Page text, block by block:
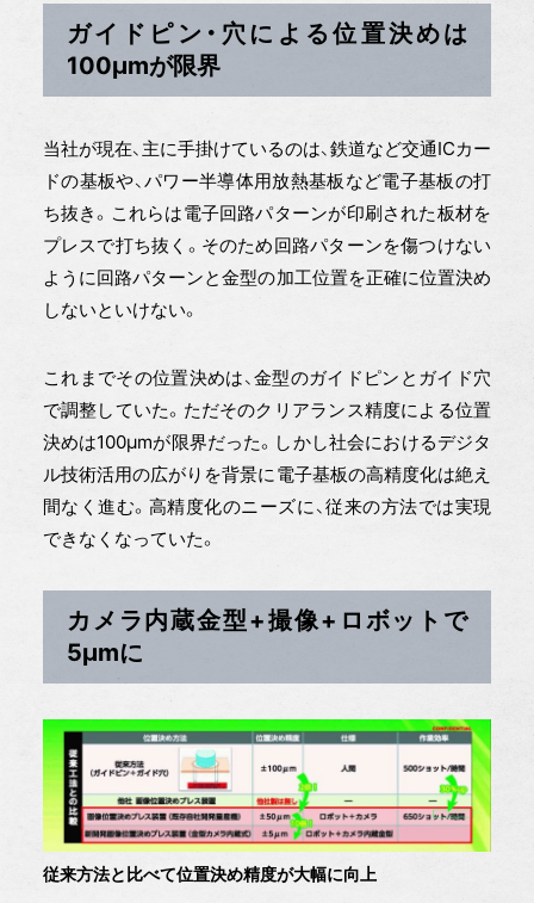
ガイドピン・穴による位置決めは
100μmが限界
当社が現在、主に手掛けているのは、鉄道など交通ICカー
ドの基板や、パワー半導体用放熱基板など電子基板の打
ち抜き。これらは電子回路パターンが印刷された板材を
プレスで打ち抜く。そのため回路パターンを傷つけない
ように回路パターンと金型の加工位置を正確に位置決め
しないといけない。
これまでその位置決めは、金型のガイドピンとガイド穴
で調整していた。ただそのクリアランス精度による位置
決めは100μmが限界だった。しかし社会におけるデジタ
ル技術活用の広がりを背景に電子基板の高精度化は絶え
間なく進む。高精度化のニーズに、従来の方法では実現
できなくなっていた。
カメラ内蔵金型+撮像+ロボットで
5μmに
従来方法と比べて位置決め精度が大幅に向上